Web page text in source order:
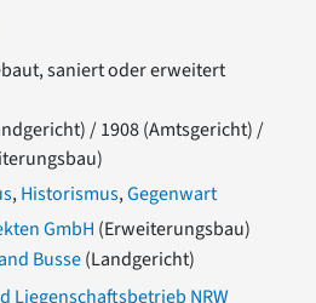
saniert oder erweitert
/ 1908 (Amtsgericht) /
,Historismus,Gegenwart
GmbH (Erweiterungsbau)
Busse(Landgericht)
Liegenschaftsbetrieb NRW